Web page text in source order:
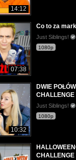
14:12
07:38
Co to za
Just Siblings!
1080p
10:32
DWIE
Just Siblings!
1080p
CHALLENGE